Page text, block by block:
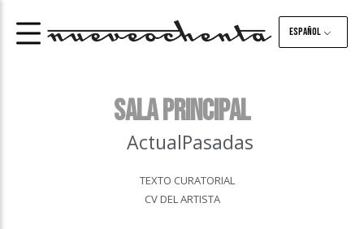
Español
Sala principal
ActualPasadas
TEXTO CURATORIAL
CV DEL ARTISTA